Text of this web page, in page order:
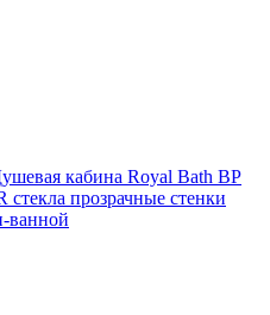
кабина Royal Bath BP
прозрачные стенки
ванной